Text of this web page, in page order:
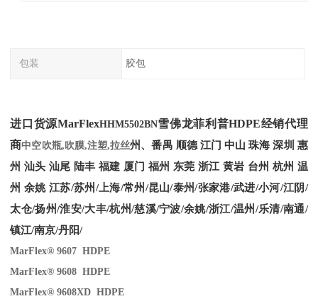
包装 胶包
进口货源MarFlexHHM5502BN雪佛龙菲利普HDPE经销代理
商中空吹瓶,吹膜,注塑,拉丝州、番禺 顺德 江门 中山 珠海 深圳 惠
州 汕头 汕尾 陆丰 福建 厦门 福州 东莞 浙江 黄岩 台州 杭州 温
州 余姚 江苏/苏州/上海/常州/昆山/泰州/张家港/武进/小河/江阴/
太仓/扬州/淮安/大丰/杭州/慈溪/宁波/余姚/浙江/温州/乐清/南通/
镇江/南京/丹阳/
MarFlex® 9607 HDPE
MarFlex® 9608 HDPE
MarFlex® 9608XD HDPE